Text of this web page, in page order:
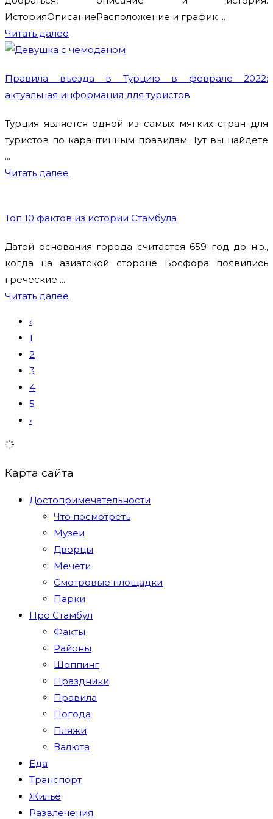
ИсторияОписаниеРасположение и график ...
Читать далее
Правила въезда в Турцию в феврале 2022:
актуальная информация для туристов
Турция является одной из самых мягких стран для
туристов по карантинным правилам. Тут вы найдете
...
Читать далее
Топ 10 фактов из истории Стамбула
Датой основания города считается 659 год до н.э.,
когда на азиатской стороне Босфора появились
греческие ...
Читать далее
‹
1
2
3
4
5
›
Карта сайта
Достопримечательности
Что посмотреть
Музеи
Дворцы
Мечети
Смотровые площадки
Парки
Про Стамбул
Факты
Районы
Шоппинг
Праздники
Правила
Погода
Пляжи
Валюта
Еда
Транспорт
Жильё
Развлечения